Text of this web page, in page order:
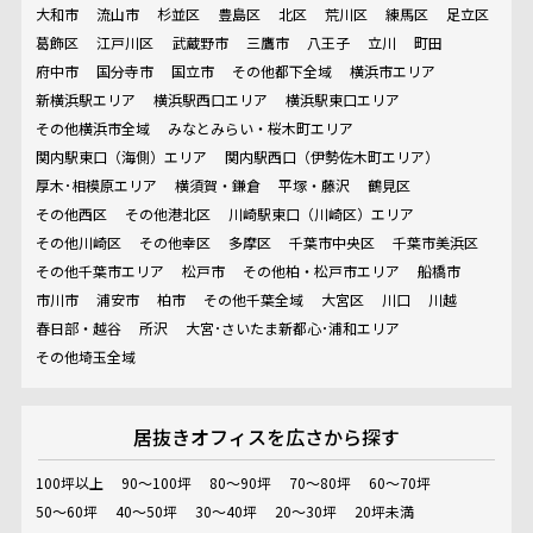
大和市 流山市 杉並区 豊島区 北区 荒川区 練馬区
足立区
葛飾区
江戸川区 武蔵野市 三鷹市 八王子 立川
町田
府中市
国分寺市 国立市 その他都下全域
横浜市エリア
新横浜駅エリア
横浜駅西口エリア
横浜駅東口エリア
その他横浜市全域
みなとみらい・桜木町エリア
関内駅東口（海側）エリア
関内駅西口（伊勢佐木町エリア）
厚木･相模原エリア
横須賀・鎌倉 平塚・藤沢
鶴見区
その他西区
その他港北区
川崎駅東口（川崎区）エリア
その他川崎区
その他幸区 多摩区 千葉市中央区
千葉市美浜区
その他千葉市エリア
松戸市 その他柏・松戸市エリア
船橋市
市川市
浦安市 柏市 その他千葉全域 大宮区 川口
川越
春日部・越谷
所沢
大宮･さいたま新都心･浦和エリア
その他埼玉全域
居抜きオフィスを広さから探す
100坪以上 90～100坪 80～90坪 70～80坪
60～70坪
50～60坪
40～50坪 30～40坪 20～30坪 20坪未満